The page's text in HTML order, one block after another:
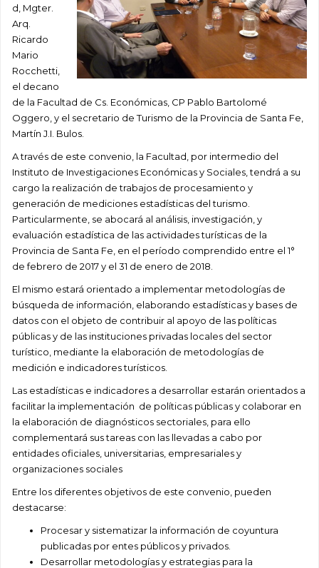
d, Mgter.
Arq.
Ricardo
Mario
Rocchetti,
el decano
de la Facultad de Cs. Económicas, CP Pablo Bartolomé
Oggero, y el secretario de Turismo de la Provincia de Santa Fe,
Martín J.I. Bulos.
A través de este convenio, la Facultad, por intermedio del
Instituto de Investigaciones Económicas y Sociales, tendrá a su
cargo la realización de trabajos de procesamiento y
generación de mediciones estadísticas del turismo.
Particularmente, se abocará al análisis, investigación, y
evaluación estadística de las actividades turísticas de la
Provincia de Santa Fe, en el período comprendido entre el 1°
de febrero de 2017 y el 31 de enero de 2018.
El mismo estará orientado a implementar metodologías de
búsqueda de información, elaborando estadísticas y bases de
datos con el objeto de contribuir al apoyo de las políticas
públicas y de las instituciones privadas locales del sector
turístico, mediante la elaboración de metodologías de
medición e indicadores turísticos.
Las estadísticas e indicadores a desarrollar estarán orientados a
facilitar la implementación de políticas públicas y colaborar en
la elaboración de diagnósticos sectoriales, para ello
complementará sus tareas con las llevadas a cabo por
entidades oficiales, universitarias, empresariales y
organizaciones sociales
Entre los diferentes objetivos de este convenio, pueden
destacarse:
Procesar y sistematizar la información de coyuntura
publicadas por entes públicos y privados.
Desarrollar metodologías y estrategias para la